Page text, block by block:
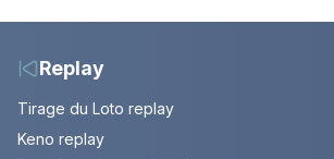
Replay
Tirage du Loto replay
Keno replay